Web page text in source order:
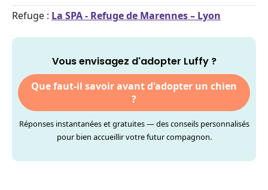
Refuge : La SPA - Refuge de Marennes – Lyon
Vous envisagez d'adopter Luffy ?
Que faut-il savoir avant d'adopter un chien
?
Réponses instantanées et gratuites — des conseils personnalisés
pour bien accueillir votre futur compagnon.